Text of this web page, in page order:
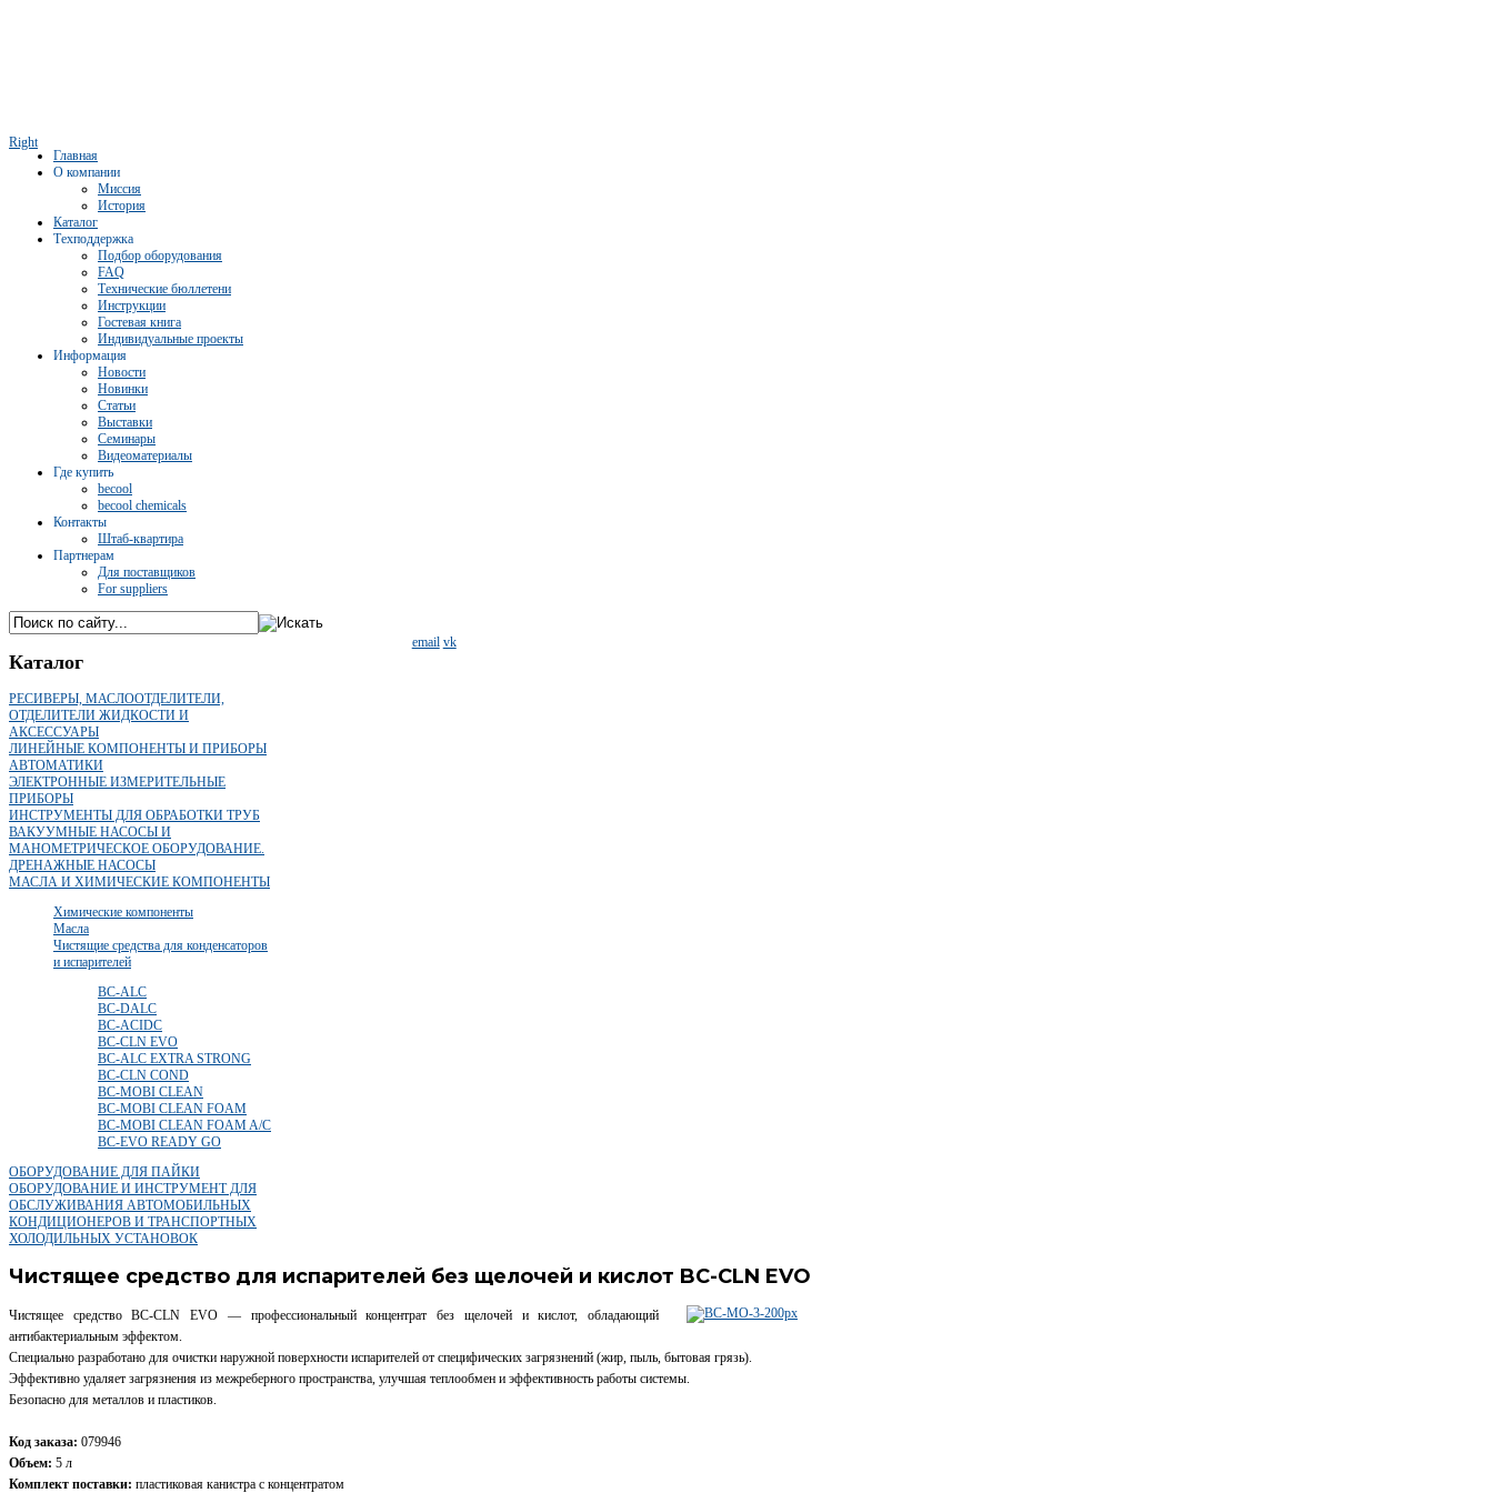
Right
Главная
О компании
Миссия
История
Каталог
Техподдержка
Подбор оборудования
FAQ
Технические бюллетени
Инструкции
Гостевая книга
Индивидуальные проекты
Информация
Новости
Новинки
Статьи
Выставки
Семинары
Видеоматериалы
Где купить
becool
becool chemicals
Контакты
Штаб-квартира
Партнерам
Для поставщиков
For suppliers
email vk
Каталог
РЕСИВЕРЫ, МАСЛООТДЕЛИТЕЛИ,
ОТДЕЛИТЕЛИ ЖИДКОСТИ И
АКСЕССУАРЫ
ЛИНЕЙНЫЕ КОМПОНЕНТЫ И ПРИБОРЫ
АВТОМАТИКИ
ЭЛЕКТРОННЫЕ ИЗМЕРИТЕЛЬНЫЕ
ПРИБОРЫ
ИНСТРУМЕНТЫ ДЛЯ ОБРАБОТКИ ТРУБ
ВАКУУМНЫЕ НАСОСЫ И
МАНОМЕТРИЧЕСКОЕ ОБОРУДОВАНИЕ.
ДРЕНАЖНЫЕ НАСОСЫ
МАСЛА И ХИМИЧЕСКИЕ КОМПОНЕНТЫ
Химические компоненты
Масла
Чистящие средства для конденсаторов
и испарителей
BC-ALC
BC-DALC
BC-ACIDC
BC-CLN EVO
BC-ALC EXTRA STRONG
BC-CLN COND
BC-MOBI CLEAN
BC-MOBI CLEAN FOAM
BC-MOBI CLEAN FOAM A/C
BC-EVO READY GO
ОБОРУДОВАНИЕ ДЛЯ ПАЙКИ
ОБОРУДОВАНИЕ И ИНСТРУМЕНТ ДЛЯ
ОБСЛУЖИВАНИЯ АВТОМОБИЛЬНЫХ
КОНДИЦИОНЕРОВ И ТРАНСПОРТНЫХ
ХОЛОДИЛЬНЫХ УСТАНОВОК
Чистящее средство для испарителей без щелочей и кислот BC-CLN EVO
Чистящее средство BC-CLN EVO — профессиональный концентрат без щелочей и кислот, обладающий
антибактериальным эффектом.
Специально разработано для очистки наружной поверхности испарителей от специфических загрязнений (жир, пыль, бытовая грязь).
Эффективно удаляет загрязнения из межреберного пространства, улучшая теплообмен и эффективность работы системы.
Безопасно для металлов и пластиков.
Код заказа: 079946
Объем: 5 л
Комплект поставки: пластиковая канистра с концентратом